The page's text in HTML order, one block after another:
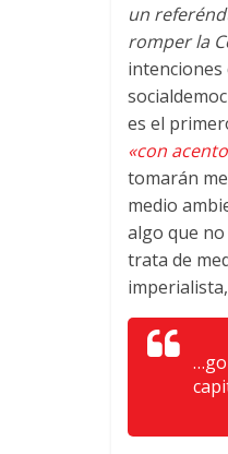
un
romper la
intenciones
es el
«con
tomarán
medio
algo que
trata de